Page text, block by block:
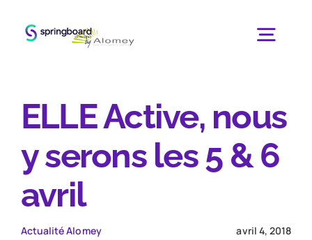
Le programme
ELLE Active, nous
y serons les 5 & 6
avril
Actualité Alomey avril 4, 2018